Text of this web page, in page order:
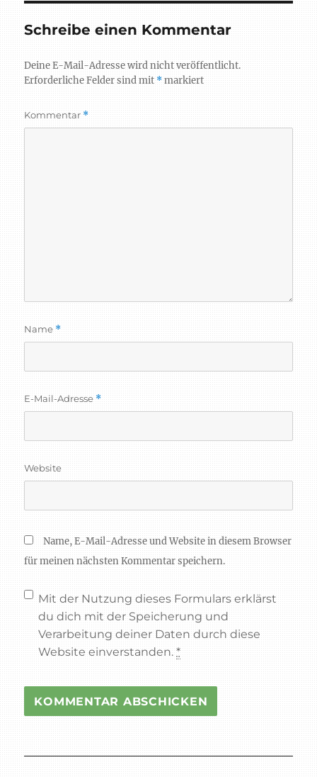
Schreibe einen Kommentar
Deine E-Mail-Adresse wird nicht veröffentlicht.
Erforderliche Felder sind mit *markiert
Kommentar *
Name *
E-Mail-Adresse *
Website
Name, E-Mail-Adresse und Website in diesem Browser
für meinen nächsten Kommentar speichern.
Mit der Nutzung dieses Formulars erklärst
du dich mit der Speicherung und
Verarbeitung deiner Daten durch diese
Website einverstanden.*